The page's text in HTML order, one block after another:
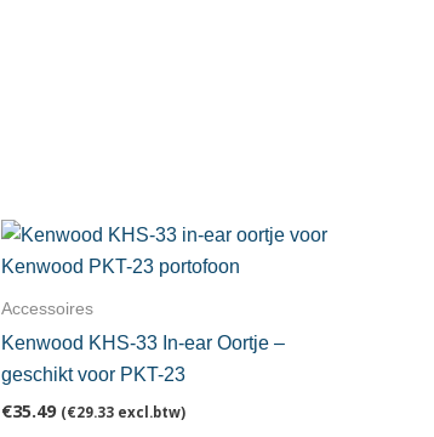
Accessoires
Kenwood KHS-33 In-ear Oortje –
geschikt voor PKT-23
€35.49 (€29.33 excl.btw)